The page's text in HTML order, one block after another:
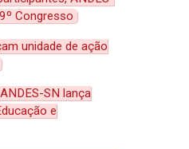
Congresso
unidade de ação
SN lança
e